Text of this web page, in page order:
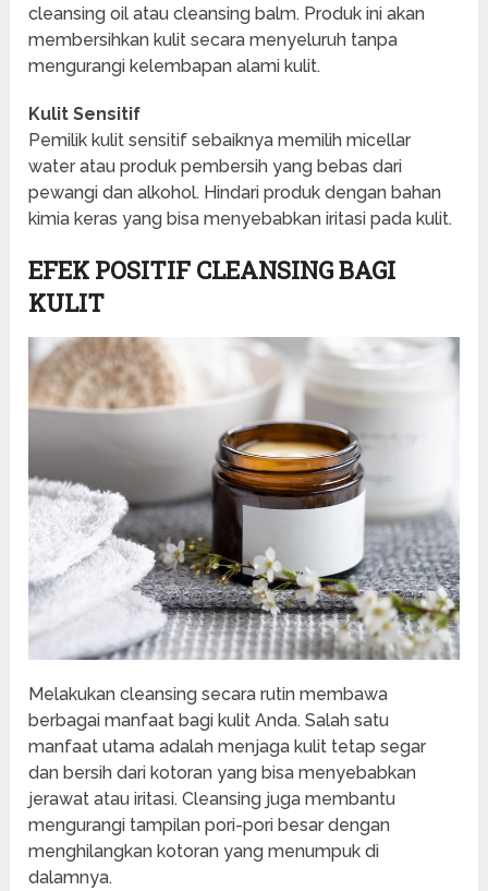
cleansing oil atau cleansing balm. Produk ini akan
membersihkan kulit secara menyeluruh tanpa
mengurangi kelembapan alami kulit.
Kulit Sensitif
Pemilik kulit sensitif sebaiknya memilih micellar
water atau produk pembersih yang bebas dari
pewangi dan alkohol. Hindari produk dengan bahan
kimia keras yang bisa menyebabkan iritasi pada kulit.
EFEK POSITIF CLEANSING BAGI
KULIT
Melakukan cleansing secara rutin membawa
berbagai manfaat bagi kulit Anda. Salah satu
manfaat utama adalah menjaga kulit tetap segar
dan bersih dari kotoran yang bisa menyebabkan
jerawat atau iritasi. Cleansing juga membantu
mengurangi tampilan pori-pori besar dengan
menghilangkan kotoran yang menumpuk di
dalamnya.